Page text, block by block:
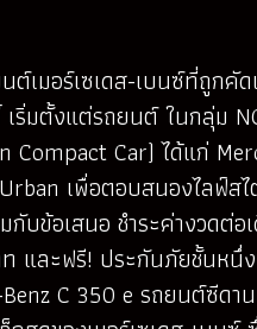
ต์เมอร์เซเดส-เบนซ์ที่ถูกคัด
ริ่มตั้งแต่รถยนต์ ในกลุ่ม
Compact Car) ได้แก่
เพื่อตอบสนองไลฟ์ส
กับข้อเสนอ ชำระค่างวดต่อ
และฟรี! ประกันภัยชั้นหนึ่
Benz C 350 e รถยนต์ซีด